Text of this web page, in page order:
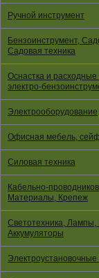
Ручной инструмент
Бензоинструмент,
Садовая техника
Оснастка и
электро-
Электрооборудование
Офисная мебель,
Силовая техника
Кабельно-
Материалы, Крепеж
Светотехника, Лампы,
Аккумуляторы
Электроустановочные